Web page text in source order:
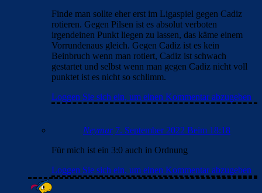
Finde man sollte eher erst im Ligaspiel gegen Cadiz
rotieren. Gegen Pilsen ist es absolut verboten
irgendeinen Punkt liegen zu lassen, das käme einem
Vorrundenaus gleich. Gegen Cadiz ist es kein
Beinbruch wenn man rotiert, Cadiz ist schwach
gestartet und selbst wenn man gegen Cadiz nicht voll
punktet ist es nicht so schlimm.
Loggen Sie sich ein, um einen Kommentar abzugeben
Neymar 7. September 2022 Beim 18:18
Für mich ist ein 3:0 auch in Ordnung
Loggen Sie sich ein, um einen Kommentar abzugeben